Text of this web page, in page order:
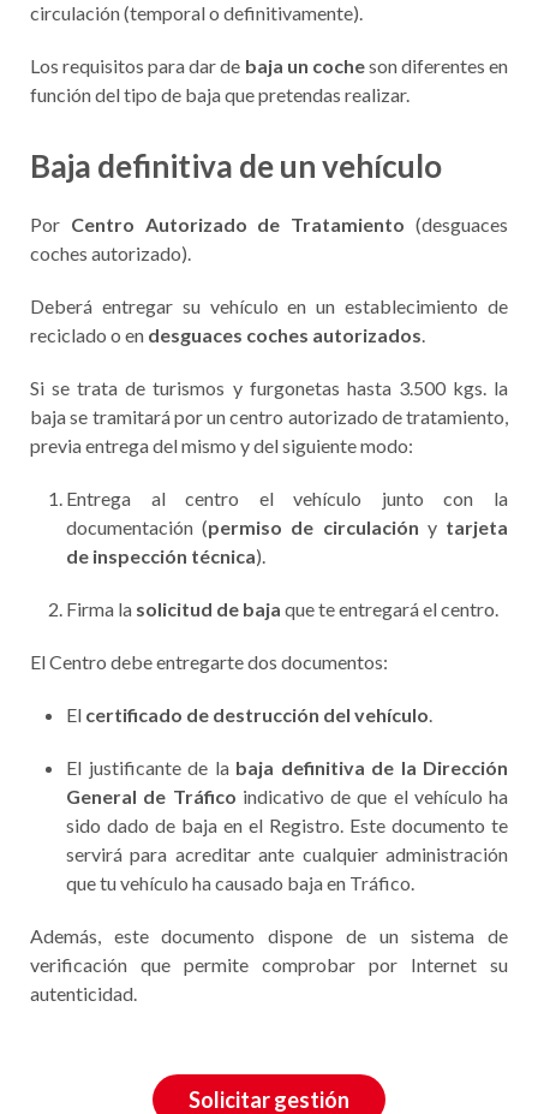
circulación (temporal o definitivamente).
Los requisitos para dar de baja un cocheson diferentes en
función del tipo de baja que pretendas realizar.
Baja definitiva de un vehículo
Por Centro Autorizado de Tratamiento (desguaces
coches autorizado).
Deberá entregar su vehículo en un establecimiento de
reciclado o en desguaces coches autorizados.
Si se trata de turismos y furgonetas hasta 3.500 kgs. la
baja se tramitará por un centro autorizado de tratamiento,
previa entrega del mismo y del siguiente modo:
Entrega al centro el vehículo junto con la
documentación (permiso de circulación y tarjeta
de inspección técnica).
Firma la solicitud de baja que te entregará el centro.
El Centro debe entregarte dos documentos:
El certificado de destrucción del vehículo.
El justificante de la baja definitiva de la Dirección
General de Tráfico indicativo de que el vehículo ha
sido dado de baja en el Registro. Este documento te
servirá para acreditar ante cualquier administración
que tu vehículo ha causado baja en Tráfico.
Además, este documento dispone de un sistema de
verificación que permite comprobar por Internet su
autenticidad.
Solicitar gestión